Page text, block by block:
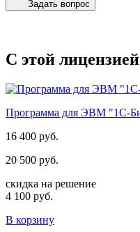
Задать вопрос
С этой
Программа для ЭВМ "1С-
16 400 руб.
20 500 руб.
скидка на решение
4 100 руб.
В корзину